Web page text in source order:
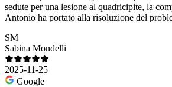
sedute per una lesione al quadricipite, la
Antonio ha portato alla risoluzione del
SM
Sabina Mondelli
2025-11-25
Google